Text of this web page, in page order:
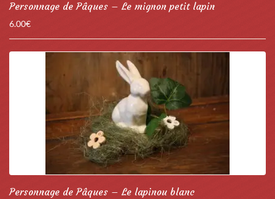
Personnage de Pâques – Le mignon petit lapin
6.00€
Personnage de Pâques – Le lapinou blanc